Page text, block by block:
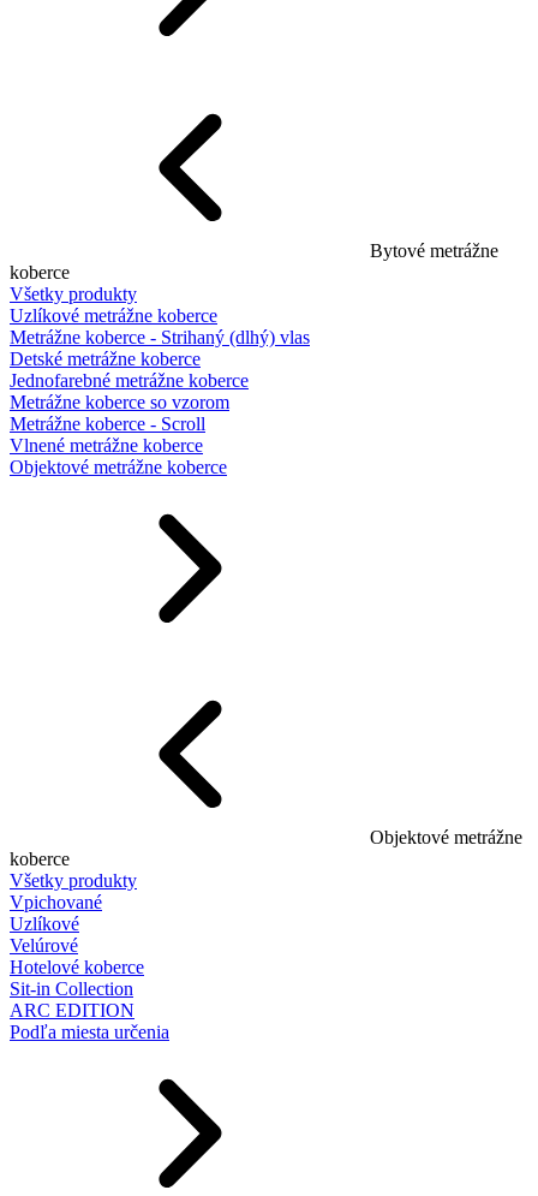
Bytové metrážne
koberce
Všetky produkty
Uzlíkové metrážne koberce
Metrážne koberce - Strihaný (dlhý) vlas
Detské metrážne koberce
Jednofarebné metrážne koberce
Metrážne koberce so vzorom
Metrážne koberce - Scroll
Vlnené metrážne koberce
Objektové metrážne koberce
Objektové metrážne
koberce
Všetky produkty
Vpichované
Uzlíkové
Velúrové
Hotelové koberce
Sit-in Collection
ARC EDITION
Podľa miesta určenia